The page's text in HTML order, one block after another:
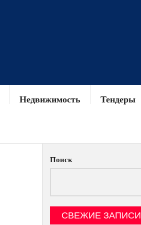
Недвижимость Тендеры
Поиск
СВЕЖИЕ ЗАПИСИ